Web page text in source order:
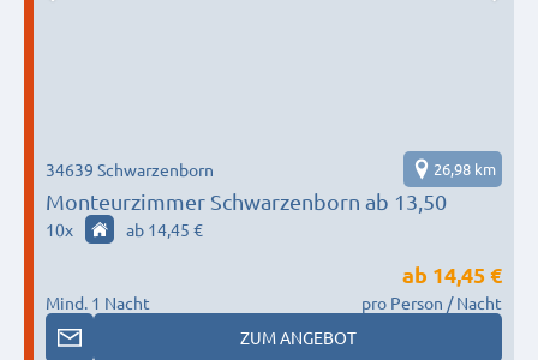
Monteurzimmer Schwarzenborn ab 13,50
34639 Schwarzenborn 26,98 km
10x ab 14,45 €
Mind. 1 Nacht
ab 14,45 €
pro Person / Nacht
ZUM ANGEBOT